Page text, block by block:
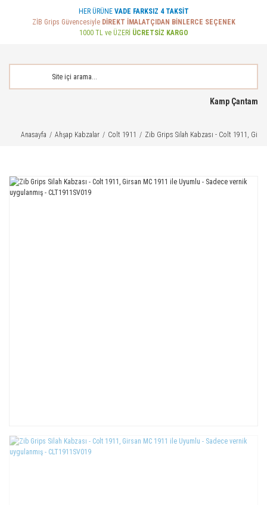
HER ÜRÜNE VADE FARKSIZ 4 TAKSİT
ZİB Grips Güvencesiyle DİREKT İMALATÇIDAN BİNLERCE SEÇENEK
1000 TL ve ÜZERİ ÜCRETSİZ KARGO
Kamp Çantam
Anasayfa Ahşap Kabzalar Colt 1911 Zib Grips Silah Kabzası - Colt 1911,